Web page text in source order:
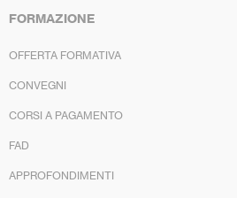
FORMAZIONE
OFFERTA FORMATIVA
CONVEGNI
CORSI A PAGAMENTO
FAD
APPROFONDIMENTI